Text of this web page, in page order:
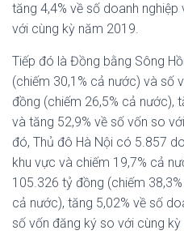
tăng 4,4% về số doanh
với cùng kỳ năm 2019.
Tiếp đó là Đồng bằng Sông
(chiếm 30,1% cả nước) và số
đồng (chiếm 26,5% cả nước),
và tăng 52,9% về số vốn so
đó, Thủ đô Hà Nội có 5.857
khu vực và chiếm 19,7% cả
105.326 tỷ đồng (chiếm
cả nước), tăng 5,02% về số
số vốn đăng ký so với cùng